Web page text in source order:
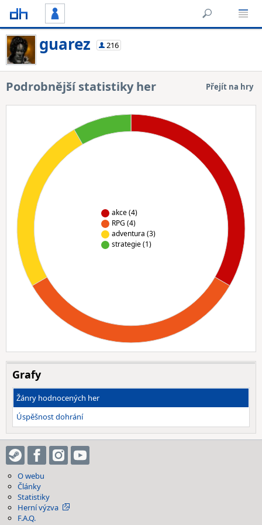
guarez 216
Podrobnější statistiky her Přejít na hry
akce (4)
RPG (4)
adventura (3)
strategie (1)
Grafy
Žánry hodnocených her
Úspěšnost dohrání
O webu
Články
Statistiky
Herní výzva
F.A.Q.